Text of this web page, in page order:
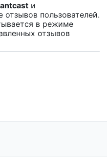
и
отзывов пользователей.
в режиме
отзывов